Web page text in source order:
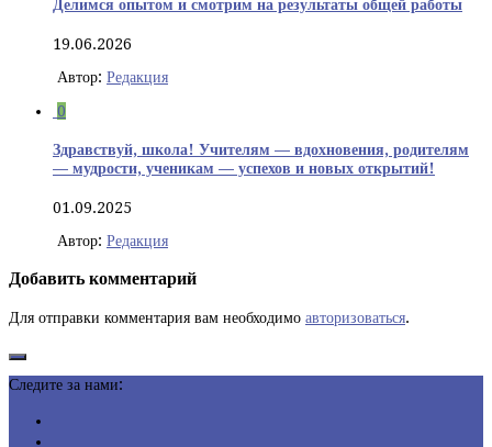
Делимся опытом и смотрим на результаты общей работы
19.06.2026
Автор: Редакция
0
Здравствуй, школа! Учителям — вдохновения, родителям
— мудрости, ученикам — успехов и новых открытий!
01.09.2025
Автор: Редакция
Добавить комментарий
Для отправки комментария вам необходимо авторизоваться.
Следите за нами: